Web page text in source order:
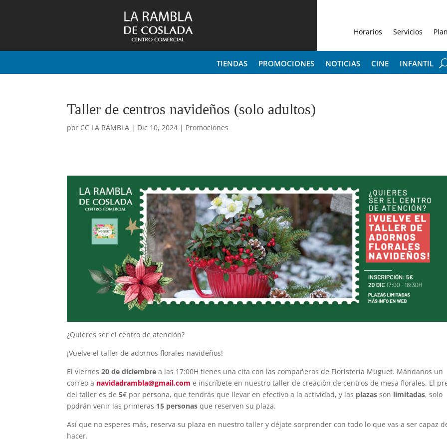
Horarios Servicios
TIENDAS PROMOCIONES NOTICIAS CINE INFANTIL
Taller de centros navideños (solo adultos)
por CC LA RAMBLA | Dic 10, 2024 | Promociones
¿Quieres ser el centro de atención?
¡Vuelve el taller de adornos florales navideños!
El viernes20 de diciembre a las 17:00H tienes una cita con las compañeras de Floristería Muguet. Mándanos un
correo a navidadrambla@gmail.com e inscríbete en nuestro taller de creación de centros de mesa florales. El
del taller es de5€ por persona, que tendrás que llevar en efectivo a la actividad, y las plazas son limitadas, solo
podrán venir las primeras 15 personas que reserven su plaza.
Así que no esperes más, reserva su plaza en nuestro taller y déjate sorprender con todo lo que vas a ser capaz
hacer.